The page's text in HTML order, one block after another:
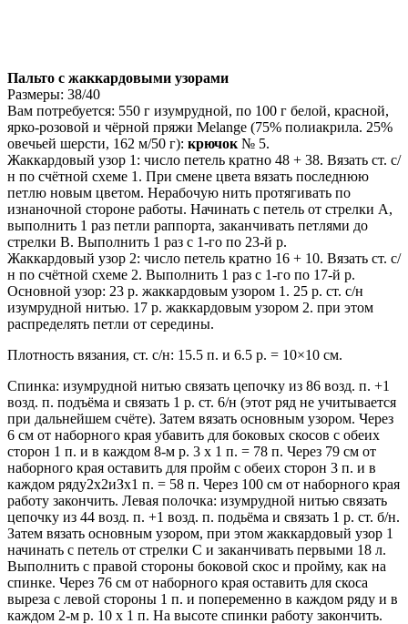
Пальто с жаккардовыми узорами
Размеры: 38/40
Вам потребуется: 550 г изумрудной, по 100 г белой, красной,
ярко-розовой и чёрной пряжи Melange (75% полиакрила. 25%
овечьей шерсти, 162 м/50 г): крючок № 5.
Жаккардовый узор 1: число петель кратно 48 + 38. Вязать ст. с/
н по счётной схеме 1. При смене цвета вязать последнюю
петлю новым цветом. Нерабочую нить протягивать по
изнаночной стороне работы. Начинать с петель от стрелки А,
выполнить 1 раз петли раппорта, заканчивать петлями до
стрелки В. Выполнить 1 раз с 1-го по 23-й р.
Жаккардовый узор 2: число петель кратно 16 + 10. Вязать ст. с/
н по счётной схеме 2. Выполнить 1 раз с 1-го по 17-й р.
Основной узор: 23 р. жаккардовым узором 1. 25 р. ст. с/н
изумрудной нитью. 17 р. жаккардовым узором 2. при этом
распределять петли от середины.
Плотность вязания, ст. с/н: 15.5 п. и 6.5 р. = 10×10 см.
Спинка: изумрудной нитью связать цепочку из 86 возд. п. +1
возд. п. подъёма и связать 1 р. ст. 6/н (этот ряд не учитывается
при дальнейшем счёте). Затем вязать основным узором. Через
6 см от наборного края убавить для боковых скосов с обеих
сторон 1 п. и в каждом 8-м р. 3 х 1 п. = 78 п. Через 79 см от
наборного края оставить для пройм с обеих сторон 3 п. и в
каждом ряду2х2иЗх1 п. = 58 п. Через 100 см от наборного края
работу закончить. Левая полочка: изумрудной нитью связать
цепочку из 44 возд. п. +1 возд. п. подьёма и связать 1 р. ст. б/н.
Затем вязать основным узором, при этом жаккардовый узор 1
начинать с петель от стрелки С и заканчивать первыми 18 л.
Выполнить с правой стороны боковой скос и пройму, как на
спинке. Через 76 см от наборного края оставить для скоса
выреза с левой стороны 1 п. и попеременно в каждом ряду и в
каждом 2-м р. 10 х 1 п. На высоте спинки работу закончить.